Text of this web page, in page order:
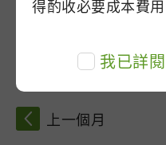
淨山日期
上午場：08:30-12:00；
上一個月
得酌收必要成本費用
我已詳